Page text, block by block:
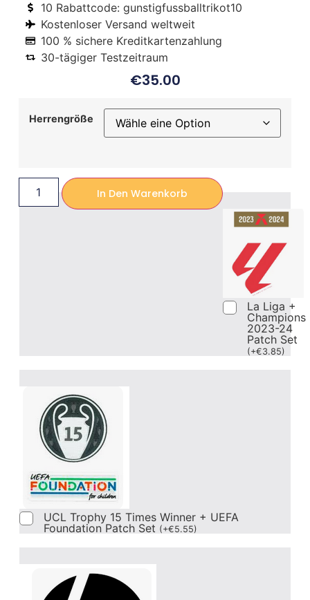
10 Rabattcode: gunstigfussballtrikot10
Kostenloser Versand weltweit
100 % sichere Kreditkartenzahlung
30-tägiger Testzeitraum
€35.00
Herrengröße
In Den Warenkorb
La Liga +
Champions
2023-24
Patch Set
(+€3.85)
UCL Trophy 15 Times Winner + UEFA
Foundation Patch Set (+€5.55)